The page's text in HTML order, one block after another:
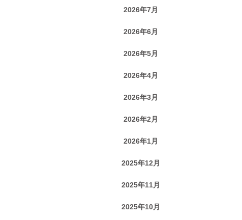
2026年7月
2026年6月
2026年5月
2026年4月
2026年3月
2026年2月
2026年1月
2025年12月
2025年11月
2025年10月